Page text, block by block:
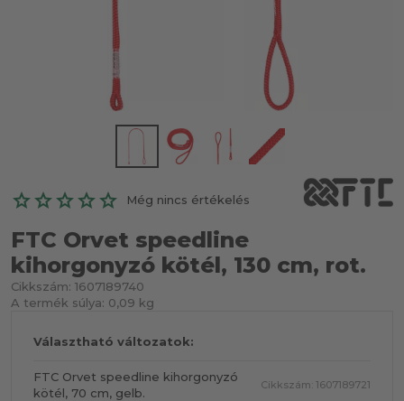
Még nincs értékelés
FTC Orvet speedline
kihorgonyzó kötél, 130 cm, rot.
Cikkszám: 1607189740
A termék súlya: 0,09 kg
Választható változatok:
FTC Orvet speedline kihorgonyzó
kötél, 70 cm, gelb.
Cikkszám: 1607189721